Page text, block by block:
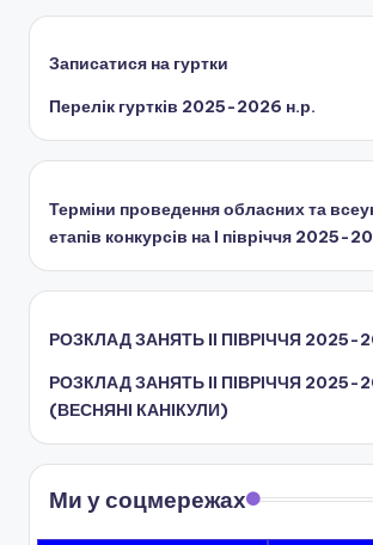
Записатися на гуртки
Перелік гуртків 2025-2026 н.р.
Терміни проведення обласних та
етапів конкурсів на І півріччя 2025-
РОЗКЛАД ЗАНЯТЬ IІ ПІВРІЧЧЯ 2025-
РОЗКЛАД ЗАНЯТЬ IІ ПІВРІЧЧЯ 2025-
(ВЕСНЯНІ КАНІКУЛИ)
Ми у соцмережах